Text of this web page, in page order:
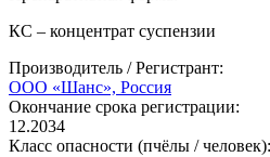
КС – концентрат суспензии
Производитель / Регистрант:
ООО «Шанс», Россия
Окончание срока регистрации:
12.2034
Класс опасности (пчёлы / человек):